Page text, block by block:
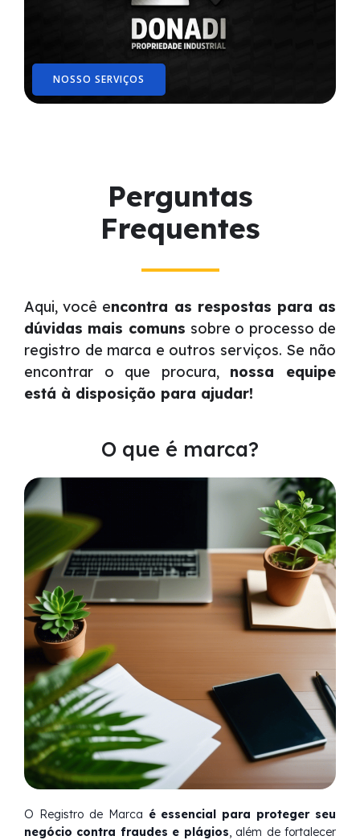
NOSSO SERVIÇOS
Perguntas
Frequentes
Aqui, você encontra as respostas para as
dúvidas mais comuns sobre o processo de
registro de marca e outros serviços. Se não
encontrar o que procura, nossa equipe
está à disposição para ajudar!
O que é marca?
O Registro de Marca é essencial para proteger seu
negócio contra fraudes e plágios, além de fortalecer